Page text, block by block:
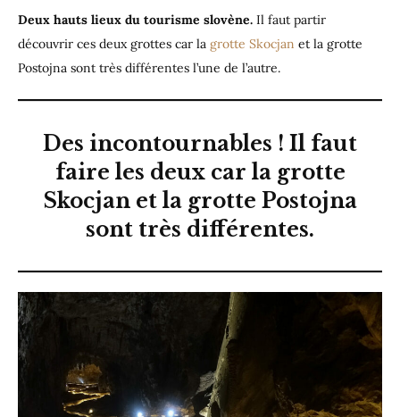
Deux hauts lieux du tourisme slovène. Il faut partir
découvrir ces deux grottes car la grotte Skocjan et la grotte
Postojna sont très différentes l’une de l’autre.
Des incontournables ! Il faut
faire les deux car la grotte
Skocjan et la grotte Postojna
sont très différentes.